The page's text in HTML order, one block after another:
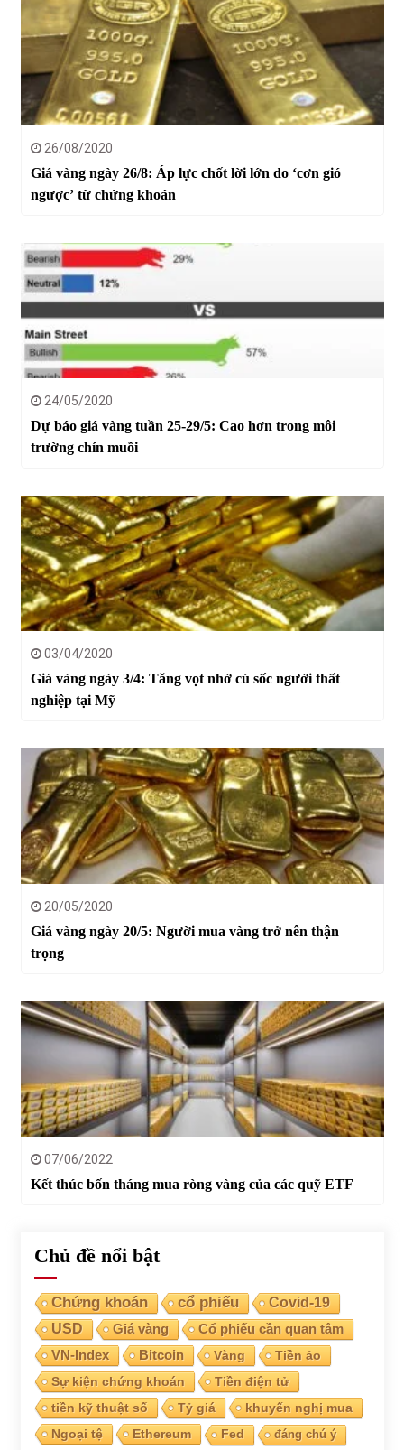
26/08/2020
Giá vàng ngày 26/8: Áp lực chốt lời lớn do ‘cơn gió
ngược’ từ chứng khoán
24/05/2020
Dự báo giá vàng tuần 25-29/5: Cao hơn trong môi
trường chín muồi
03/04/2020
Giá vàng ngày 3/4: Tăng vọt nhờ cú sốc người thất
nghiệp tại Mỹ
20/05/2020
Giá vàng ngày 20/5: Người mua vàng trở nên thận
trọng
07/06/2022
Kết thúc bốn tháng mua ròng vàng của các quỹ ETF
Chủ đề nổi bật
Chứng khoán cổ phiếu
Covid-19
USD
Giá vàng Cổ phiếu cần quan tâm
VN-Index Bitcoin Vàng
Tiền ảo
Sự kiện chứng khoán
Tiền điện tử
tiền kỹ thuật số
Tỷ giá
khuyến nghị mua
Ngoại tệ
Ethereum Fed đáng chú ý